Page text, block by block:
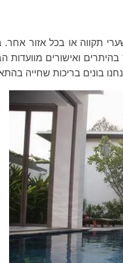
תקווה או בכל אזור אחר.
ואישורים מוועדות
בונים בריכות שחייה